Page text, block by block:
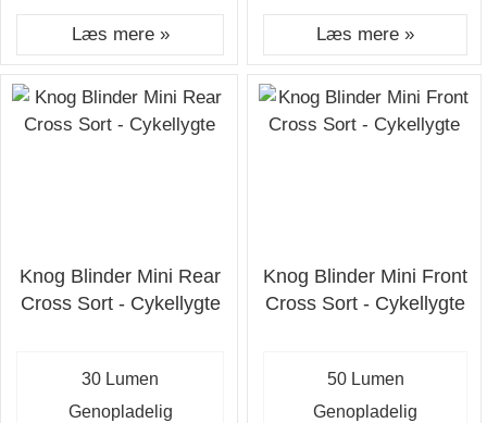
Læs mere » Læs mere »
Knog Blinder Mini Rear
Cross Sort - Cykellygte
30 Lumen
Genopladelig
Knog Blinder Mini Front
Cross Sort - Cykellygte
50 Lumen
Genopladelig